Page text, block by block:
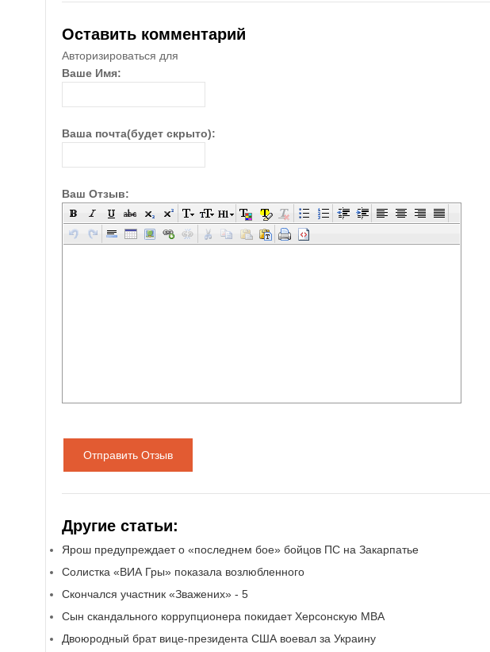
Оставить комментарий
Авторизироваться для
Ваше Имя:
Ваша почта(будет скрыто):
Ваш Отзыв:
Отправить Отзыв
Другие статьи:
Ярош предупреждает о «последнем бое» бойцов ПС на Закарпатье
Солистка «ВИА Гры» показала возлюбленного
Скончался участник «Зважених» - 5
Сын скандального коррупционера покидает Херсонскую МВА
Двоюродный брат вице-президента США воевал за Украину